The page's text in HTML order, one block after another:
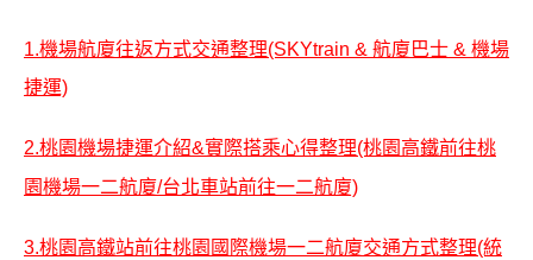
1.機場航廈往返方式交通整理(SKYtrain & 航廈巴士 & 機場
捷運)
2.桃園機場捷運介紹&實際搭乘心得整理(桃園高鐵前往桃
園機場一二航廈/台北車站前往一二航廈)
3.桃園高鐵站前往桃園國際機場一二航廈交通方式整理(統